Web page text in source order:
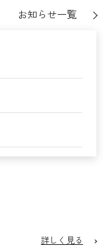
お知らせ一覧
ました！
詳しく見る